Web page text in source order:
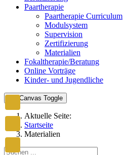
Paartherapie
Paartherapie Curriculum
Modulsystem
Supervision
Zertifizierung
Materialien
Fokaltherapie/Beratung
Online Vorträge
Kinder- und Jugendliche
Off-Canvas Toggle
Aktuelle Seite:
Startseite
Materialien